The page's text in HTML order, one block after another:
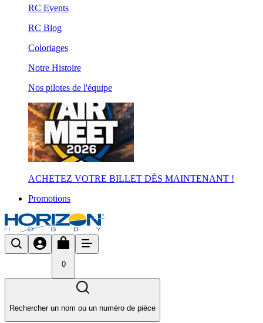
RC Events
RC Blog
Coloriages
Notre Histoire
Nos pilotes de l'équipe
ACHETEZ VOTRE BILLET DÈS MAINTENANT !
Promotions
0
Rechercher un nom ou un numéro de pièce